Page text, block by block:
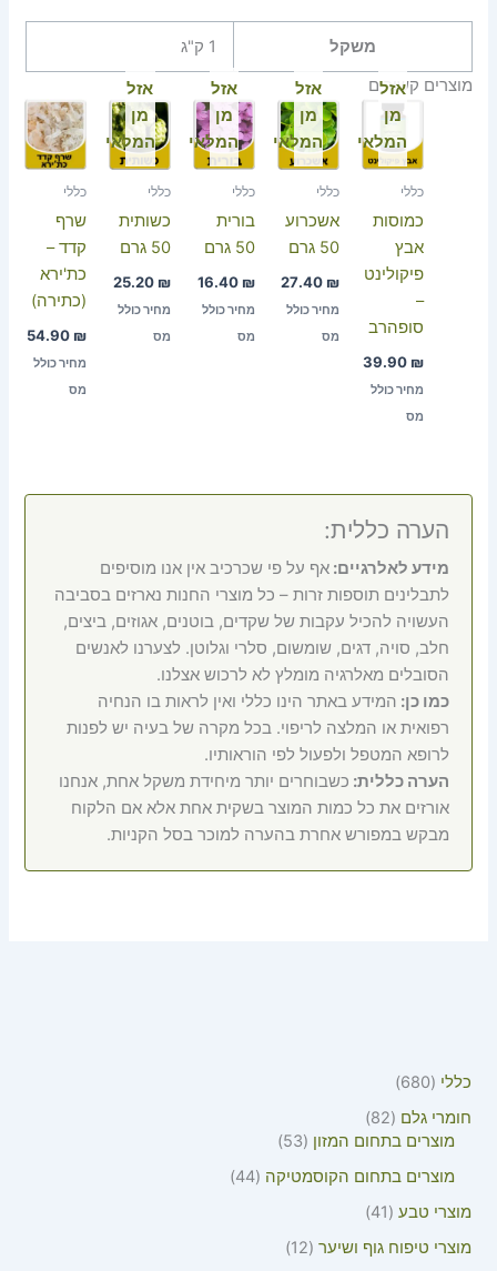
כללי
680
חומרי גלם
82
מוצרים בתחום המזון
53
מוצרים בתחום הקוסמטיקה 44
מוצרי טבע
41
מוצרי טיפוח גוף ושיער 12
משקל
1 ק"ג
מוצרים קשורים
אזל
מן
המלאי
כללי
כמוסות
אבץ
פיקולינט
–
סופהרב
39.90 ₪
מחיר כולל
מס
אזל
מן
המלאי
כללי
אשכרוע
50 גרם
27.40 ₪
מחיר כולל
מס
אזל
מן
המלאי
כללי
בורית
50 גרם
16.40 ₪
מחיר כולל
מס
אזל
מן
המלאי
כללי
כשותית
50 גרם
25.20 ₪
מחיר כולל
מס
כללי
שרף
קדד –
כת'ירא
(כתירה)
54.90 ₪
מחיר כולל
מס
הערה כללית:
מידע לאלרגיים:אף על פי שכרכיב אין אנו מוסיפים
לתבלינים תוספות זרות – כל מוצרי החנות נארזים בסביבה
העשויה להכיל עקבות של שקדים, בוטנים, אגוזים, ביצים,
חלב, סויה, דגים, שומשום, סלרי וגלוטן. לצערנו לאנשים
הסובלים מאלרגיה מומלץ לא לרכוש אצלנו.
כמו כן: המידע באתר הינו כללי ואין לראות בו הנחיה
רפואית או המלצה לריפוי. בכל מקרה של בעיה יש לפנות
לרופא המטפל ולפעול לפי הוראותיו.
הערה כללית: כשבוחרים יותר מיחידת משקל אחת, אנחנו
אורזים את כל כמות המוצר בשקית אחת אלא אם הלקוח
מבקש במפורש אחרת בהערה למוכר בסל הקניות.